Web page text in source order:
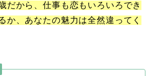
だから、仕事も恋もいろいろでき
か、あなたの魅力は全然違ってく